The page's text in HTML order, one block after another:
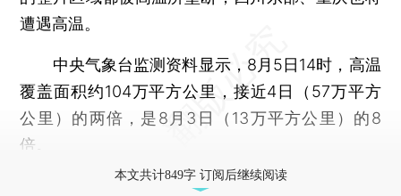
遭遇高温。
中央气象台监测资料显示，8月5日14时，高温
覆盖面积约104万平方公里，接近4日（57万平方
公里）的两倍，是8月3日（13万平方公里）的8
倍。
本文共计849字 订阅后继续阅读